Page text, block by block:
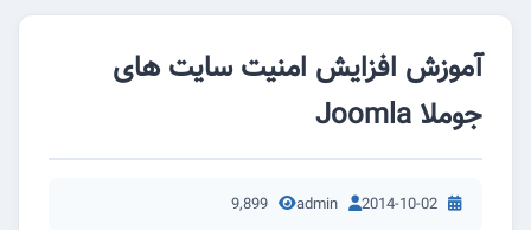
آموزش افزایش امنیت سایت های
جوملا Joomla